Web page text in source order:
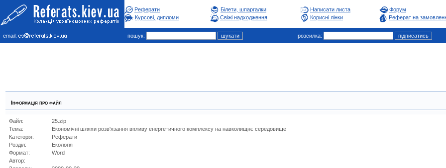
Реферати Білети, шпаргалки Написати листа
Форум
Курсові, дипломи
Свіжі надходження Корисні лінки Реферат на
email: пошук: розсилка:
Інформація про файл
Файл:
25.zip
Тема:
Економічні шляхи розв'язання впливу енергетичного комплексу на навколищнє середовище
Категорія:
Реферати
Розділ:
Екологiя
Формат:
Word
Автор: